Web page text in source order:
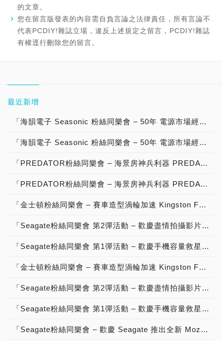
的文章。
您在留言版發表的內容需自負言論之法律責任，所有言論不
代表PCDIY!雜誌立場，違反上述規定之留言，PCDIY!雜誌
有權逕行刪除您的留言。
最近新增
「海韻電子 Seasonic 粉絲同樂會 – 50年 電源市場經營有成，ATX 3優質電源供應器 NVIDIA GeForce RTX 50系列 顯示卡 最佳絕配，分享文章抽大獎」【得獎公告】
「海韻電子 Seasonic 粉絲同樂會 – 50年 電源市場經營有成，ATX 3優質電源供應器 NVIDIA GeForce RTX 50系列 顯示卡 最佳絕配，分享文章抽大獎」活動說明！
「PREDATOR粉絲同樂會 – 海景房神兵利器 PREDATOR Vesta II RGB DDR5-6000 32GB超頻記憶體，高速效能、超低延遲、用料紮實、酷炫造型、質感設計，分享文章抽大獎」【得獎公告】
「PREDATOR粉絲同樂會 – 海景房神兵利器 PREDATOR Vesta II RGB DDR5-6000 32GB超頻記憶體，高速效能、超低延遲、用料紮實、酷炫造型、質感設計，分享文章抽大獎」活動說明！
「金士頓粉絲同樂會 – 賽車造型渦輪加速 Kingston FURY Renegade DDR5 RGB Limited Edition 48GB神兵利器，高速效能、用料紮實、酷炫外型、質感設計，分享影片抽大獎」【得獎公告】
「Seagate粉絲同樂會 第2彈活動 – 歡慶盡情拍攝影片 Seagate One Touch SSD 固態硬碟 重磅登場，高速傳輸、輕薄便攜、質感設計，分享影片抽大獎！」【得獎公告】
「Seagate粉絲同樂會 第1彈活動 – 歡慶手機容量救星 Seagate One Touch SSD 固態硬碟 神兵利器，Type-C 傳輸一切都迎刃而解，分享影片抽大獎！」【得獎公告】
「金士頓粉絲同樂會 – 賽車造型渦輪加速 Kingston FURY Renegade DDR5 RGB Limited Edition 48GB神兵利器，高速效能、用料紮實、酷炫外型、質感設計，分享影片抽大獎」活動說明！【已結束】
「Seagate粉絲同樂會 第2彈活動 – 歡慶盡情拍攝影片 Seagate One Touch SSD 固態硬碟 重磅登場，高速傳輸、輕薄便攜、質感設計，分享影片抽大獎！」活動說明！【已結束】
「Seagate粉絲同樂會 第1彈活動 – 歡慶手機容量救星 Seagate One Touch SSD 固態硬碟 神兵利器，Type-C 傳輸一切都迎刃而解，分享影片抽大獎！」活動說明！【已結束】
「Seagate粉絲同樂會 – 歡慶 Seagate 推出全新 Mozaic 3+ 硬碟平台 帶來超越 30TB 進入 50TB 超大容量硬碟，分享文章抽大獎！」【得獎公告】